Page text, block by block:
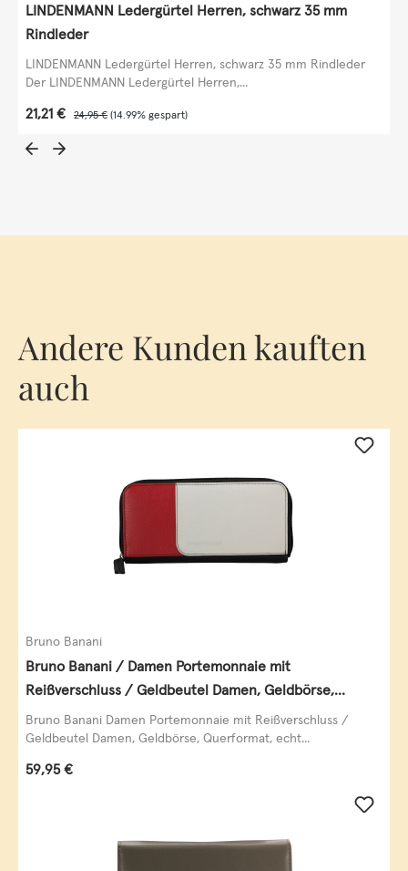
LINDENMANN Ledergürtel Herren, schwarz 35 mm
Rindleder
LINDENMANN Ledergürtel Herren, schwarz 35 mm Rindleder
Der LINDENMANN Ledergürtel Herren,...
Verkaufspreis:
21,21 € Regulärer Preis:
24,95 € (14.99% gespart)
Andere Kunden kauften
auch
Bruno Banani
Bruno Banani / Damen Portemonnaie mit
Reißverschluss / Geldbeutel Damen, Geldbörse,
Querformat, echt Leder, black/white/red
Bruno Banani Damen Portemonnaie mit Reißverschluss /
Geldbeutel Damen, Geldbörse, Querformat, echt...
Regulärer Preis:
59,95 €